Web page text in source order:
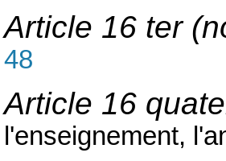
Article 16 ter
48
Article 16
l'enseignement,